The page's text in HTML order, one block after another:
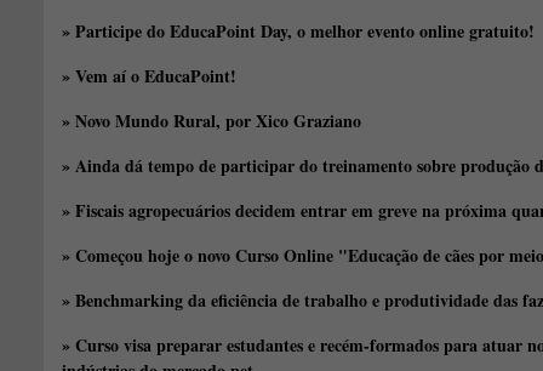
» Participe do EducaPoint Day, o melhor evento online gratuito!
» Vem aí o EducaPoint!
» Novo Mundo Rural, por Xico Graziano
» Ainda dá tempo de participar do treinamento sobre produção
» Fiscais agropecuários decidem entrar em greve na próxima
» Começou hoje o novo Curso Online "Educação de cães por
» Benchmarking da eficiência de trabalho e produtividade das
» Curso visa preparar estudantes e recém-formados para atuar